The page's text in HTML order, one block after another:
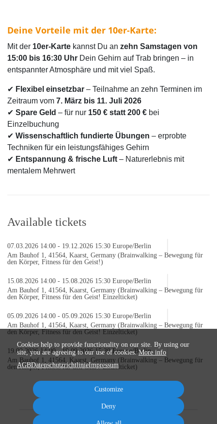
Deine Vorteile mit der 10er-Karte:
Mit der 10er-Karte kannst Du an zehn Samstagen von
15:00 bis 16:30 Uhr Dein Gehirn auf Trab bringen – in
entspannter Atmosphäre und mit viel Spaß.
✔ Flexibel einsetzbar – Teilnahme an zehn Terminen im
Zeitraum vom 7. März bis 11. Juli 2026
✔ Spare Geld – für nur 150 € statt 200 € bei
Einzelbuchung
✔ Wissenschaftlich fundierte Übungen – erprobte
Techniken für ein leistungsfähiges Gehirn
✔ Entspannung & frische Luft – Naturerlebnis mit
mentalem Mehrwert
Available tickets
07.03.2026 14:00 - 19.12.2026 15:30 Europe/Berlin
Am Bauhof 1, 41564, Kaarst, Germany (Brainwalking – Bewegung für
den Körper, Fitness für den Geist!)
15.08.2026 14:00 - 15.08.2026 15:30 Europe/Berlin
Am Bauhof 1, 41564, Kaarst, Germany (Brainwalking – Bewegung für
den Körper, Fitness für den Geist! Einzelticket)
05.09.2026 14:00 - 05.09.2026 15:30 Europe/Berlin
Am Bauhof 1, 41564, Kaarst, Germany (Brainwalking – Bewegung für
den Körper, Fitness für den Geist! Einzelticket)
19.09.2026 14:00-19.09.2026 15:30 Europe/Berlin |
Am Bauhof 1, 41564, Kaarst, Germany (Brainwalking – Bewegung für
den Körper, Fitness für den Geist! Einzelticket)
Cookies help to provide functionality on our site. By using our
site, you are agreeing to our use of cookies.More info
AGBDatenschutzrichtlinieImpressum
Customize
Deny